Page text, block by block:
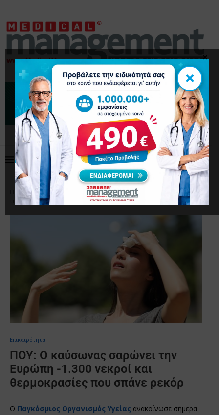
Home Επικαιρότητα
ΠΟΥ: Ο καύσωνας σαρώνει
την Ευρώπη -1.300 νεκροί και θερμοκρασίες που σπάνε ρεκόρ
Επικαιρότητα
ΠΟΥ: Ο καύσωνας σαρώνει την
Ευρώπη -1.300 νεκροί και
θερμοκρασίες που σπάνε ρεκόρ
Ο Παγκόσμιος Οργανισμός Υγείας ανακοίνωσε σήμερα
×
×